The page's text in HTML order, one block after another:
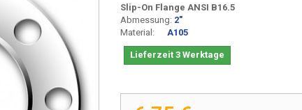
Slip-On Flange ANSI B16.5
Abmessung: 2"
Material: A105
Lieferzeit 3 Werktage